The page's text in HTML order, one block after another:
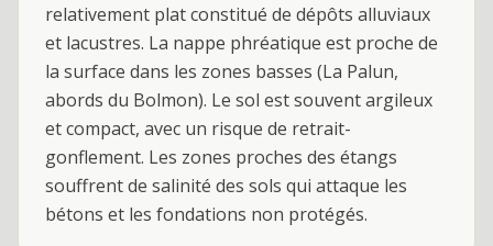
relativement plat constitué de dépôts alluviaux
et lacustres. La nappe phréatique est proche de
la surface dans les zones basses (La Palun,
abords du Bolmon). Le sol est souvent argileux
et compact, avec un risque de retrait-
gonflement. Les zones proches des étangs
souffrent de salinité des sols qui attaque les
bétons et les fondations non protégés.